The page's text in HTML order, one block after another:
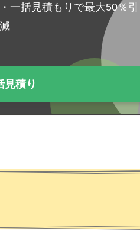
・一括見積もりで最大50％
減
見積り